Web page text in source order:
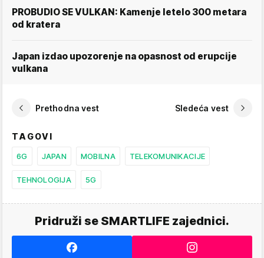
PROBUDIO SE VULKAN: Kamenje letelo 300 metara
od kratera
Japan izdao upozorenje na opasnost od erupcije
vulkana
Prethodna vest Sledeća vest
TAGOVI
6G JAPAN MOBILNA TELEKOMUNIKACIJE
TEHNOLOGIJA 5G
Pridruži se SMARTLIFE zajednici.